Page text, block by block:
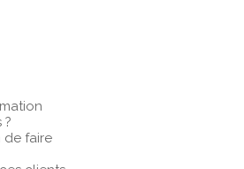
?
de faire